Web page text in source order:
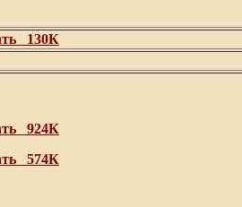
130К
924К
574К